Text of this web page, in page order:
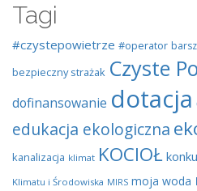
Tagi
#czystepowietrze #operator
bezpieczny strażak Czyste
dofinansowanie dotacja
edukacja ekologiczna
kanalizacja klimat KOCIOŁ
Klimatu i Środowiska MIRS moja woda